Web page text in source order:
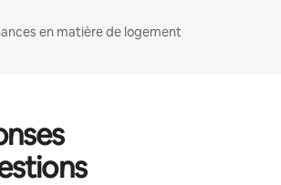
en matière de logement